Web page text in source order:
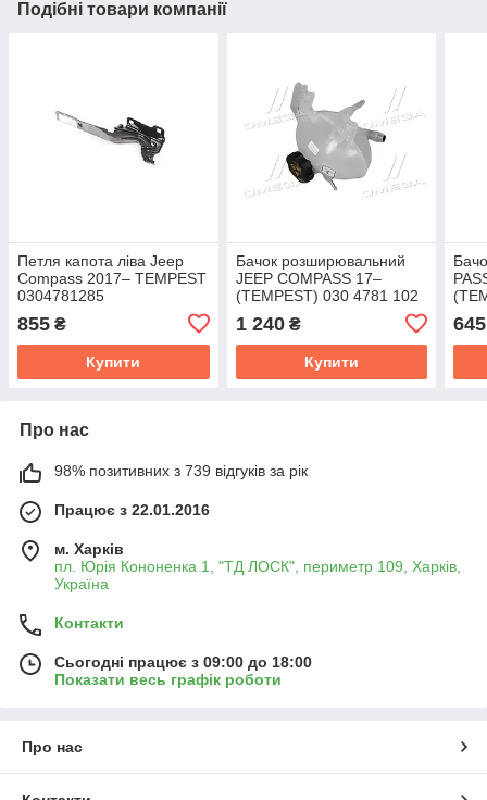
Подібні товари компанії
Петля капота ліва Jeep
Compass 2017– TEMPEST
0304781285
855 ₴
Купити
Бачок розширювальний
JEEP COMPASS 17–
(TEMPEST) 030 4781 102
1 240₴
Купити
645
Про нас
98% позитивних з 739 відгуків за рік
Працює з 22.01.2016
м. Харків
пл. Юрія Кононенка 1, "ТД ЛОСК", периметр 109, Харків,
Україна
Контакти
Сьогодні працює з 09:00 до 18:00
Показати весь графік роботи
Про нас